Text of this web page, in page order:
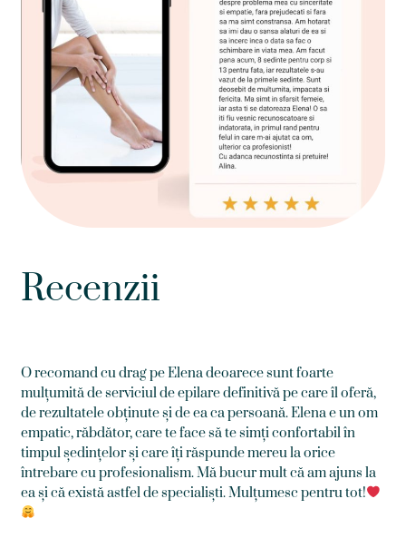
Recenzii
O recomand cu drag pe Elena deoarece sunt foarte
mulțumită de serviciul de epilare definitivă pe care îl oferă,
de rezultatele obținute și de ea ca persoană. Elena e un om
empatic, răbdător, care te face să te simți confortabil în
timpul ședințelor și care îți răspunde mereu la orice
întrebare cu profesionalism. Mă bucur mult că am ajuns la
ea și că există astfel de specialiști. Mulțumesc pentru tot!